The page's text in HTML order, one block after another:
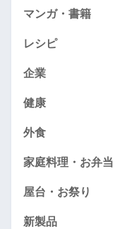
マンガ・書籍
レシピ
企業
健康
外食
家庭料理・お弁当
屋台・お祭り
新製品